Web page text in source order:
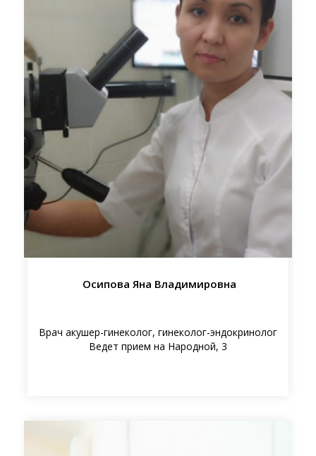
Осипова Яна Владимировна
Врач акушер-гинеколог, гинеколог-эндокринолог
Ведет прием на Народной, 3